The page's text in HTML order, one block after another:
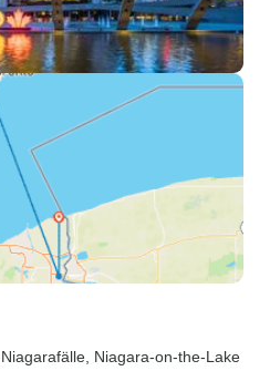
, Niagarafälle , Niagara-on-the-Lake